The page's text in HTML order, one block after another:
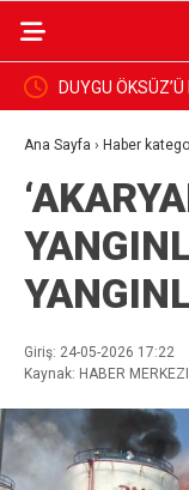
BAŞKAN
İNCELEDİ
Ana Sayfa › Haber
Giriş: 24-05-2026 17:22
Kaynak: HABER MERKEZI